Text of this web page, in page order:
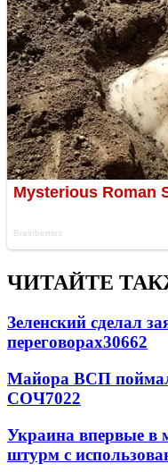
ЧИТАЙТЕ
Зеленский сделал
переговорах30662
Майора ВСП
СОЧ7022
Украина впервые в
штурм с